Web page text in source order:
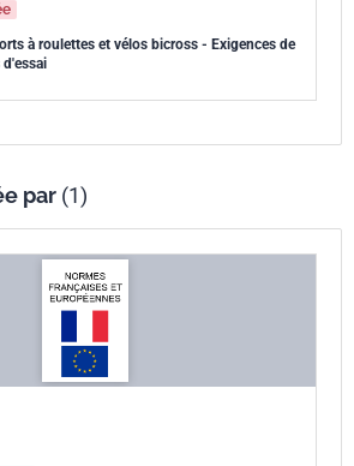
à roulettes et vélos bicross - Exigences de
par (1)